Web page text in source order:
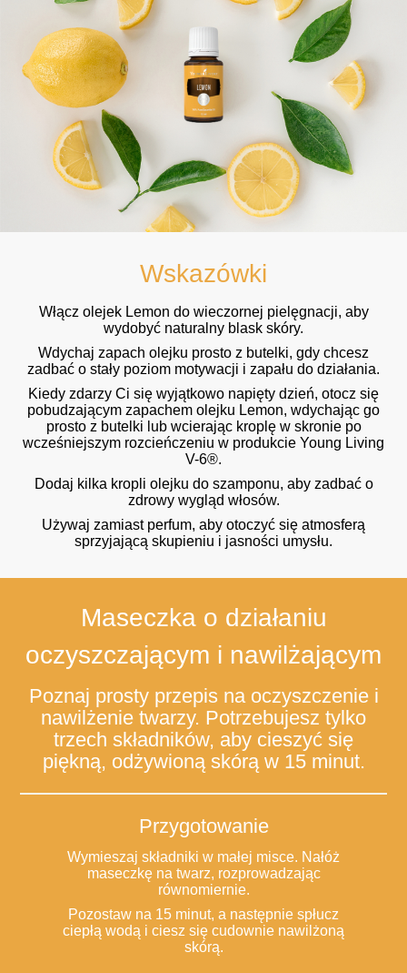
Wskazówki
Włącz olejek Lemon do wieczornej pielęgnacji, aby
wydobyć naturalny blask skóry.
Wdychaj zapach olejku prosto z butelki, gdy chcesz
zadbać o stały poziom motywacji i zapału do działania.
Kiedy zdarzy Ci się wyjątkowo napięty dzień, otocz się
pobudzającym zapachem olejku Lemon, wdychając go
prosto z butelki lub wcierając kroplę w skronie po
wcześniejszym rozcieńczeniu w produkcie Young Living
V-6®.
Dodaj kilka kropli olejku do szamponu, aby zadbać o
zdrowy wygląd włosów.
Używaj zamiast perfum, aby otoczyć się atmosferą
sprzyjającą skupieniu i jasności umysłu.
Maseczka o działaniu
oczyszczającym i nawilżającym
Poznaj prosty przepis na oczyszczenie i
nawilżenie twarzy. Potrzebujesz tylko
trzech składników, aby cieszyć się
piękną, odżywioną skórą w 15 minut.
Przygotowanie
Wymieszaj składniki w małej misce. Nałóż
maseczkę na twarz, rozprowadzając
równomiernie.
Pozostaw na 15 minut, a następnie spłucz
ciepłą wodą i ciesz się cudownie nawilżoną
skórą.